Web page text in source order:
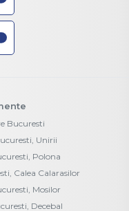
Bucuresti
Unirii
Polona
Calea Calarasilor
Mosilor
Decebal